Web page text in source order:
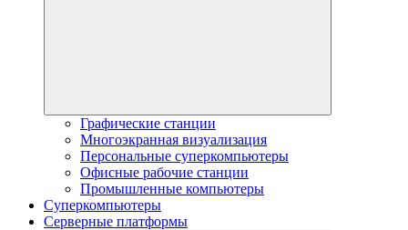
Графические станции
Многоэкранная визуализация
Персональные суперкомпьютеры
Офисные рабочие станции
Промышленные компьютеры
Суперкомпьютеры
Серверные платформы